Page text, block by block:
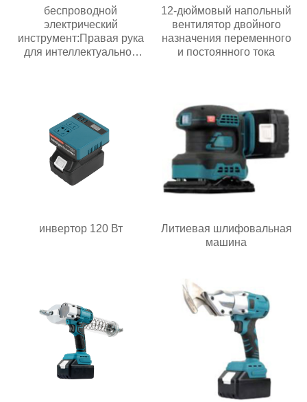
беспроводной
электрический
инструмент:Правая рука
для интеллектуальной
12-дюймовый напольный
вентилятор двойного
назначения переменного
и постоянного тока
инвертор 120 Вт
Литиевая шлифовальная
машина